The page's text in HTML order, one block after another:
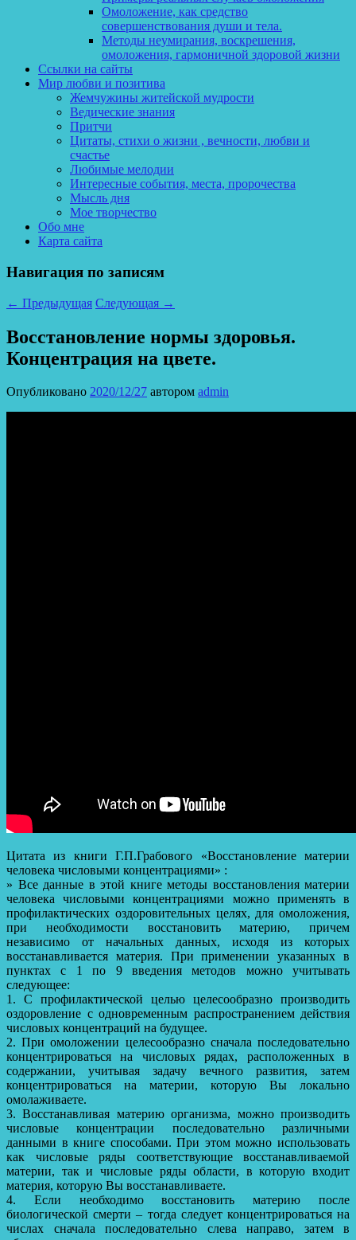
Омоложение, как средство
совершенствования души и тела.
Методы неумирания, воскрешения,
омоложения, гармоничной здоровой жизни
Ссылки на сайты
Мир любви и позитива
Жемчужины житейской мудрости
Ведические знания
Притчи
Цитаты, стихи о жизни , вечности, любви и
счастье
Любимые мелодии
Интересные события, места, пророчества
Мысль дня
Мое творчество
Обо мне
Карта сайта
Навигация по записям
← Предыдущая Следующая →
Восстановление нормы здоровья.
Концентрация на цвете.
Опубликовано 2020/12/27 автором admin
Цитата из книги Г.П.Грабового «Восстановление материи
человека числовыми концентрациями» :
» Все данные в этой книге методы восстановления материи
человека числовыми концентрациями можно применять в
профилактических оздоровительных целях, для омоложения,
при необходимости восстановить материю, причем
независимо от начальных данных, исходя из которых
восстанавливается материя. При применении указанных в
пунктах с 1 по 9 введения методов можно учитывать
следующее:
1. С профилактической целью целесообразно производить
оздоровление с одновременным распространением действия
числовых концентраций на будущее.
2. При омоложении целесообразно сначала последовательно
концентрироваться на числовых рядах, расположенных в
содержании, учитывая задачу вечного развития, затем
концентрироваться на материи, которую Вы локально
омолаживаете.
3. Восстанавливая материю организма, можно производить
числовые концентрации последовательно различными
данными в книге способами. При этом можно использовать
как числовые ряды соответствующие восстанавливаемой
материи, так и числовые ряды области, в которую входит
материя, которую Вы восстанавливаете.
4. Если необходимо восстановить материю после
биологической смерти – тогда следует концентрироваться на
числах сначала последовательно слева направо, затем в